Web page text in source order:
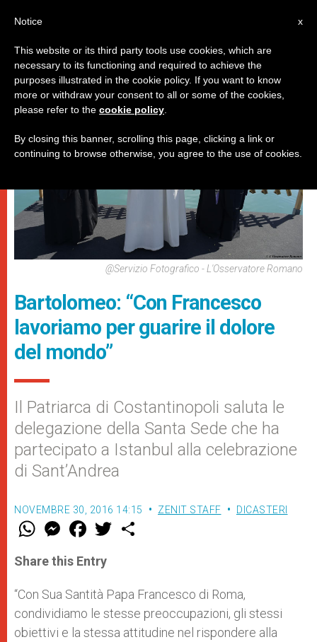
DICASTERI
@Servizio Fotografico - L'Osservatore Romano
Bartolomeo: “Con Francesco
lavoriamo per guarire il dolore
del mondo”
Il Patriarca di Costantinopoli saluta le
delegazione della Santa Sede che ha
partecipato a Istanbul alla celebrazione
di Sant’Andrea
NOVEMBRE 30, 2016 14:15 ZENIT STAFF DICASTERI
W
t
s
p
p
M
e
s
e
g
e
r
F
a
e
b
o
k
w
r
Share this Entry
“Con Sua Santità Papa Francesco di Roma,
condividiamo le stesse preoccupazioni, gli stessi
obiettivi e la stessa attitudine nel rispondere alla
x
Notice
This website or its third party tools use cookies, which are
necessary to its functioning and required to achieve the
purposes illustrated in the cookie policy. If you want to know
more or withdraw your consent to all or some of the cookies,
please refer to the cookie policy
By closing this banner, scrolling this page, clicking a link or
continuing to browse otherwise, you agree to the use of cookies.